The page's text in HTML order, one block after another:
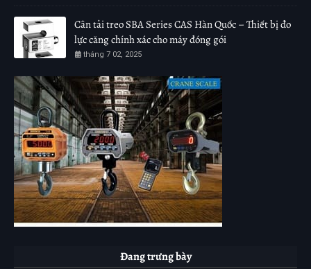
Cân tải treo SBA Series CAS Hàn Quốc – Thiết bị đo
lực căng chính xác cho máy đóng gói
tháng 7 02, 2025
Đang trưng bày